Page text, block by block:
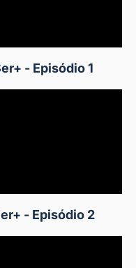
- Episódio 1
- Episódio 2